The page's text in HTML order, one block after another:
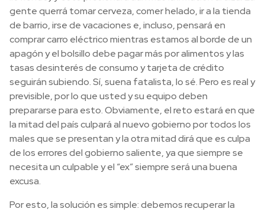
gente querrá tomar cerveza, comer helado, ir a la tienda
de barrio, irse de vacaciones e, incluso, pensará en
comprar carro eléctrico mientras estamos al borde de un
apagón y el bolsillo debe pagar más por alimentos y las
tasas desinterés de consumo y tarjeta de crédito
seguirán subiendo. Sí, suena fatalista, lo sé. Pero es real y
previsible, por lo que usted y su equipo deben
prepararse para esto. Obviamente, el reto estará en que
la mitad del país culpará al nuevo gobierno por todos los
males que se presentan y la otra mitad dirá que es culpa
de los errores del gobierno saliente, ya que siempre se
necesita un culpable y el “ex” siempre será una buena
excusa.
Por esto, la solución es simple: debemos recuperar la